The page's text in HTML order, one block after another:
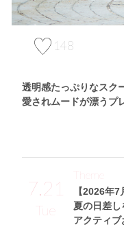
148
透明感たっぷりなスク
愛されムードが漂うプ
7.21
Tue
【2026年7
夏の日差し
アクティ
Theme